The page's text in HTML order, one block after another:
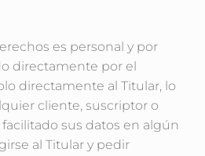
es personal y por
directamente por el
directamente al Titular, lo
cliente, suscriptor o
sus datos en algún
al Titular y pedir